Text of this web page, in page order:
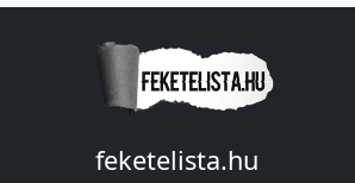
feketelista.hu